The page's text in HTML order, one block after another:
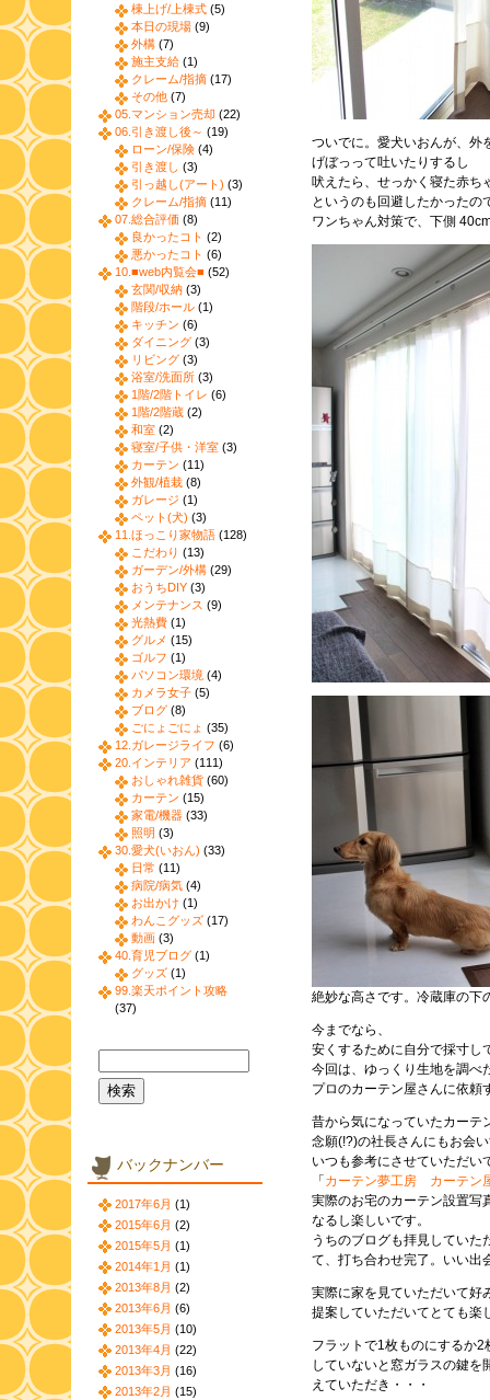
ついでに。愛犬いおんが、外
げぼっって吐いたりするし
吠えたら、せっかく寝た赤ち
というのも回避したかったの
ワンちゃん対策で、下側
絶妙な高さです。冷蔵庫の下
今までなら、
安くするために自分で採寸し
今回は、ゆっくり生地を調べ
プロのカーテン屋さんに依頼
昔から気になっていたカーテ
念願(!?)の社長さんにもお会
いつも参考にさせていただい
「 カーテン夢工房 カーテン
実際のお宅のカーテン設置写
なるし楽しいです。
うちのブログも拝見していた
て、打ち合わせ完了。いい出
実際に家を見ていただいて好
提案していただいてとても楽
フラットで1枚ものにするか
していないと窓ガラスの鍵を
えていただき・・・
棟上げ/上棟式 (5)
本日の現場 (9)
外構 (7)
施主支給 (1)
クレーム/指摘 (17)
その他 (7)
05.マンション売却 (22)
06.引き渡し後～ (19)
ローン/保険 (4)
引き渡し (3)
引っ越し(アート) (3)
クレーム/指摘 (11)
07.総合評価 (8)
良かったコト (2)
悪かったコト (6)
10.■web内覧会■ (52)
玄関/収納 (3)
階段/ホール (1)
キッチン (6)
ダイニング (3)
リビング (3)
浴室/洗面所 (3)
1階/2階トイレ (6)
1階/2階蔵 (2)
和室 (2)
寝室/子供・洋室 (3)
カーテン (11)
外観/植栽 (8)
ガレージ (1)
ペット(犬) (3)
11.ほっこり家物語 (128)
こだわり (13)
ガーデン/外構 (29)
おうちDIY (3)
メンテナンス (9)
光熱費 (1)
グルメ (15)
ゴルフ (1)
パソコン環境 (4)
カメラ女子 (5)
ブログ (8)
ごにょごにょ (35)
12.ガレージライフ (6)
20.インテリア (111)
おしゃれ雑貨 (60)
カーテン (15)
家電/機器 (33)
照明 (3)
30.愛犬(いおん) (33)
日常 (11)
病院/病気 (4)
お出かけ (1)
わんこグッズ (17)
動画 (3)
40.育児ブログ (1)
グッズ (1)
99.楽天ポイント攻略
(37)
バックナンバー
2017年6月 (1)
2015年6月 (2)
2015年5月 (1)
2014年1月 (1)
2013年8月 (2)
2013年6月 (6)
2013年5月 (10)
2013年4月 (22)
2013年3月 (16)
2013年2月 (15)